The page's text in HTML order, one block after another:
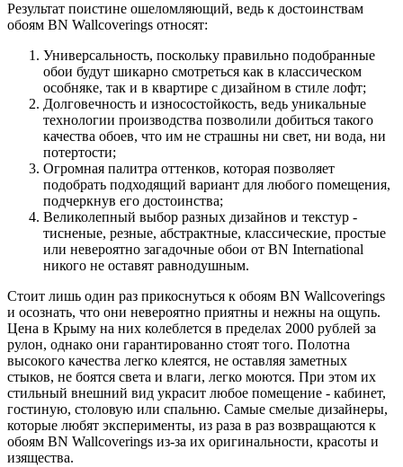
Результат поистине ошеломляющий, ведь к достоинствам
обоям BN Wallcoverings относят:
Универсальность, поскольку правильно подобранные
обои будут шикарно смотреться как в классическом
особняке, так и в квартире с дизайном в стиле лофт;
Долговечность и износостойкость, ведь уникальные
технологии производства позволили добиться такого
качества обоев, что им не страшны ни свет, ни вода, ни
потертости;
Огромная палитра оттенков, которая позволяет
подобрать подходящий вариант для любого помещения,
подчеркнув его достоинства;
Великолепный выбор разных дизайнов и текстур -
тисненые, резные, абстрактные, классические, простые
или невероятно загадочные обои от BN International
никого не оставят равнодушным.
Стоит лишь один раз прикоснуться к обоям BN Wallcoverings
и осознать, что они невероятно приятны и нежны на ощупь.
Цена в Крыму на них колеблется в пределах 2000 рублей за
рулон, однако они гарантированно стоят того. Полотна
высокого качества легко клеятся, не оставляя заметных
стыков, не боятся света и влаги, легко моются. При этом их
стильный внешний вид украсит любое помещение - кабинет,
гостиную, столовую или спальню. Самые смелые дизайнеры,
которые любят эксперименты, из раза в раз возвращаются к
обоям BN Wallcoverings из-за их оригинальности, красоты и
изящества.